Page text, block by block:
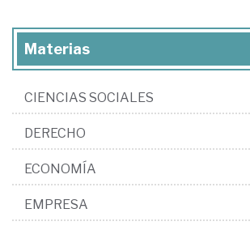
Materias
CIENCIAS SOCIALES
DERECHO
ECONOMÍA
EMPRESA